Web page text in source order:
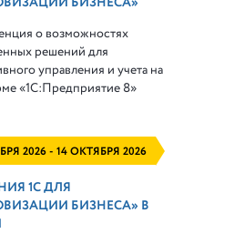
о возможностях
решений для
управления и учета на
«1С:Предприятие 8»
2026 - 14 ОКТЯБРЯ 2026
1С ДЛЯ
БИЗНЕСА» В